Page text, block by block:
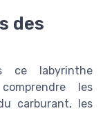
des
ce labyrinthe
les
carburant, les